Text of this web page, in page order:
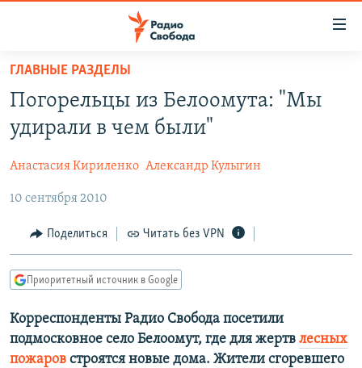
упрощенного
доступа
основному
Вернутся
главной
навигации
Вернутся
поиску
ПОДКАСТЫ
АВТОРСКИЕ ПРОЕКТЫ
ЦИТАТЫ СВОБОДЫ
МНЕНИЯ
КУЛЬТУРА
IDEL.РЕАЛИИ
КАВКАЗ.РЕАЛИИ
СЕВЕР.РЕАЛИИ
СИБИРЬ.РЕАЛИИ
ГЛАВНЫЕ РАЗДЕЛЫ
Погорельцы из Белоомута: "Мы
удирали в чем были"
Анастасия Кириленко Александр Кулыгин
10 сентября 2010
Поделиться Читать без VPN
Приоритетный источник в Google
Корреспонденты Радио Свобода посетили
подмосковное село Белоомут, где для жертв лесных
пожаров строятся новые дома. Жители сгоревшего